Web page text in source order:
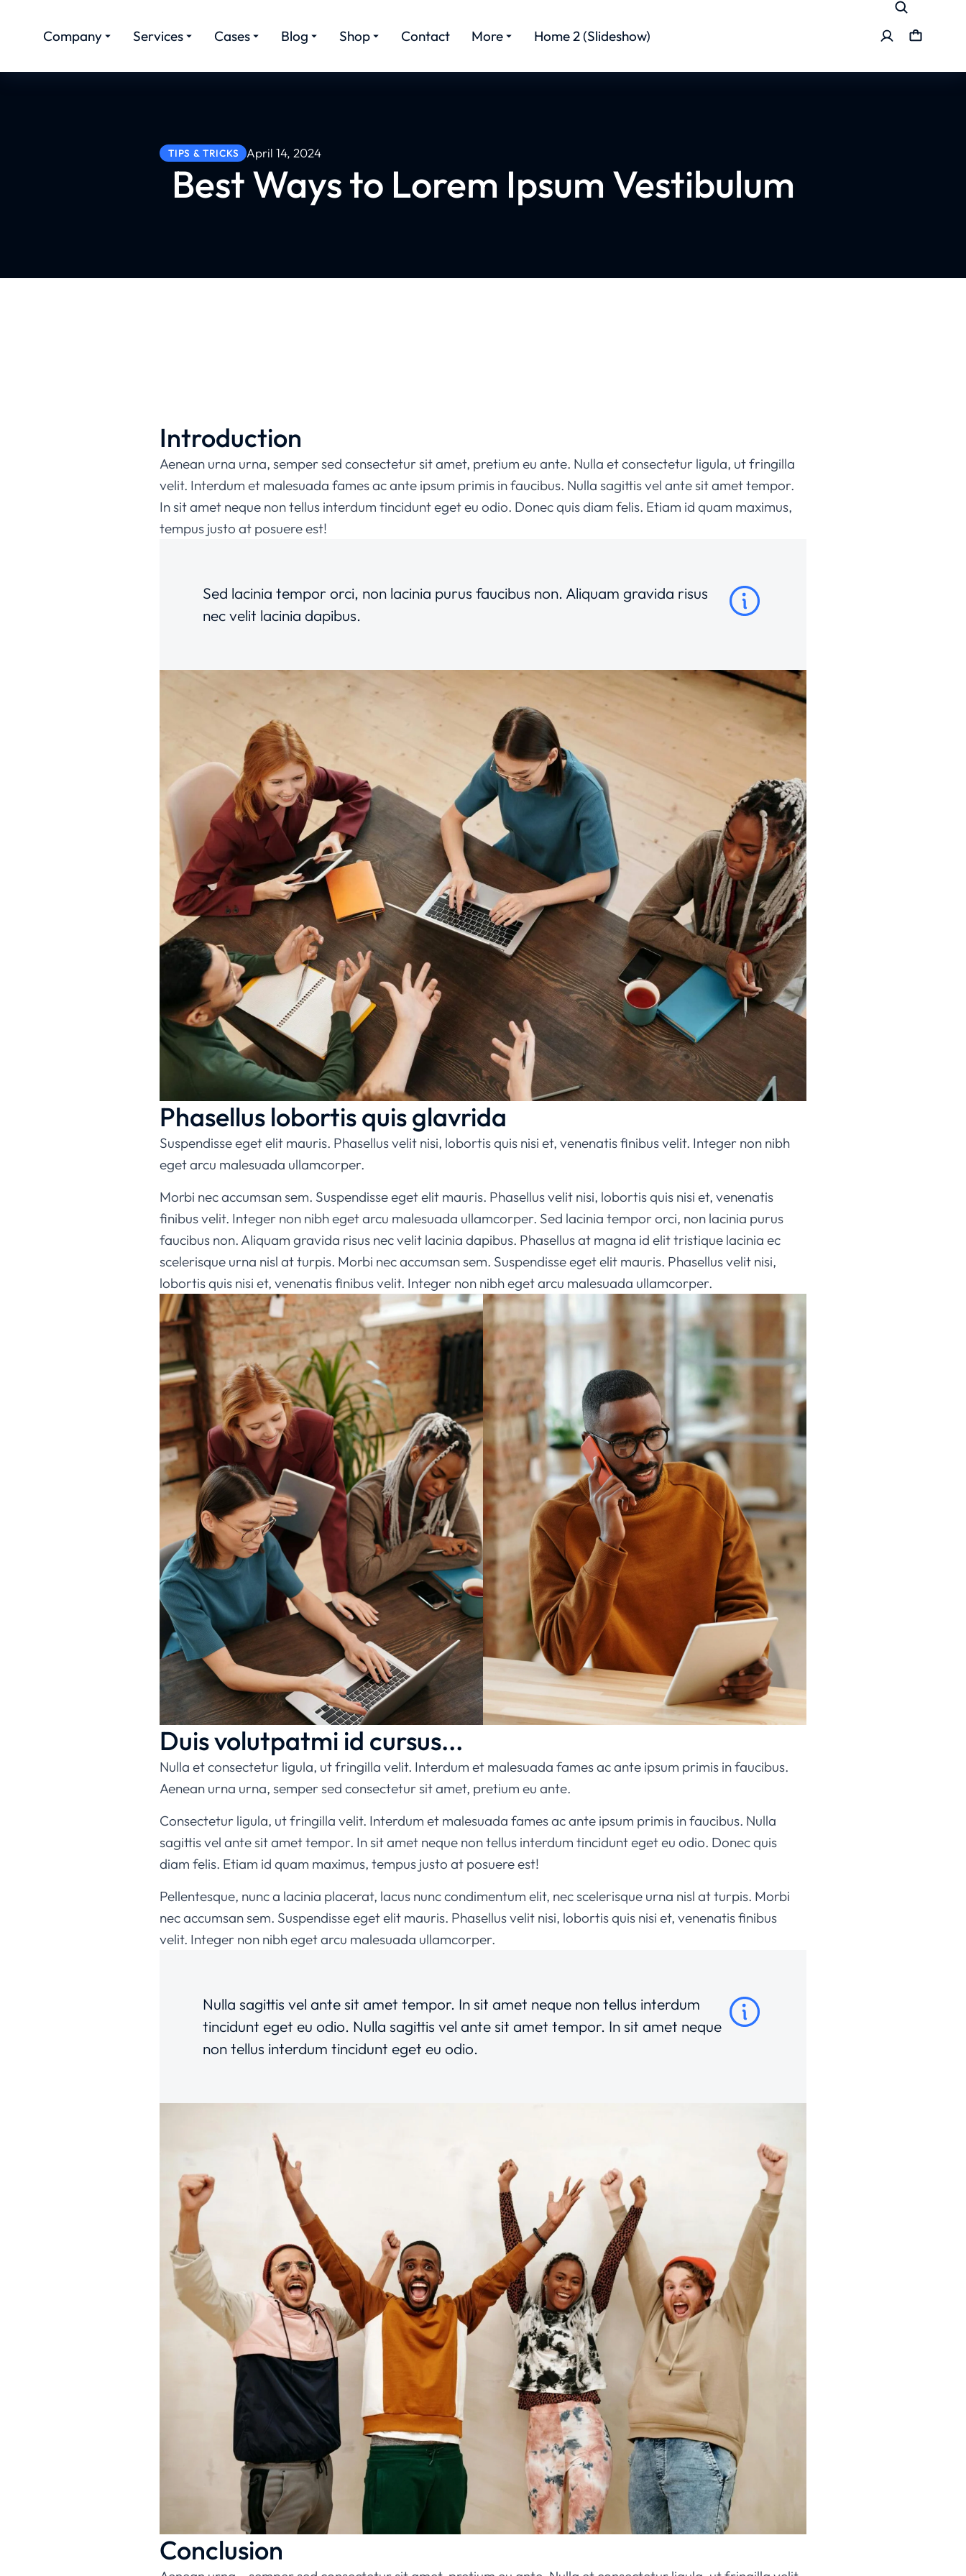
Company Services Cases Blog Shop Contact More Home 2 (Slideshow)
TIPS & TRICKS April 14, 2024
Best Ways to Lorem Ipsum Vestibulum
Introduction
Aenean urna urna, semper sed consectetur sit amet, pretium eu ante. Nulla et consectetur ligula, ut fringilla
velit. Interdum et malesuada fames ac ante ipsum primis in faucibus. Nulla sagittis vel ante sit amet tempor.
In sit amet neque non tellus interdum tincidunt eget eu odio. Donec quis diam felis. Etiam id quam maximus,
tempus justo at posuere est!
Sed lacinia tempor orci, non lacinia purus faucibus non. Aliquam gravida risus
nec velit lacinia dapibus.
Phasellus lobortis quis glavrida
Suspendisse eget elit mauris. Phasellus velit nisi, lobortis quis nisi et, venenatis finibus velit. Integer non nibh
eget arcu malesuada ullamcorper.
Morbi nec accumsan sem. Suspendisse eget elit mauris. Phasellus velit nisi, lobortis quis nisi et, venenatis
finibus velit. Integer non nibh eget arcu malesuada ullamcorper. Sed lacinia tempor orci, non lacinia purus
faucibus non. Aliquam gravida risus nec velit lacinia dapibus. Phasellus at magna id elit tristique lacinia ec
scelerisque urna nisl at turpis. Morbi nec accumsan sem. Suspendisse eget elit mauris. Phasellus velit nisi,
lobortis quis nisi et, venenatis finibus velit. Integer non nibh eget arcu malesuada ullamcorper.
Duis volutpatmi id cursus...
Nulla et consectetur ligula, ut fringilla velit. Interdum et malesuada fames ac ante ipsum primis in faucibus.
Aenean urna urna, semper sed consectetur sit amet, pretium eu ante.
Consectetur ligula, ut fringilla velit. Interdum et malesuada fames ac ante ipsum primis in faucibus. Nulla
sagittis vel ante sit amet tempor. In sit amet neque non tellus interdum tincidunt eget eu odio. Donec quis
diam felis. Etiam id quam maximus, tempus justo at posuere est!
Pellentesque, nunc a lacinia placerat, lacus nunc condimentum elit, nec scelerisque urna nisl at turpis. Morbi
nec accumsan sem. Suspendisse eget elit mauris. Phasellus velit nisi, lobortis quis nisi et, venenatis finibus
velit. Integer non nibh eget arcu malesuada ullamcorper.
Nulla sagittis vel ante sit amet tempor. In sit amet neque non tellus interdum
tincidunt eget eu odio. Nulla sagittis vel ante sit amet tempor. In sit amet neque
non tellus interdum tincidunt eget eu odio.
Conclusion